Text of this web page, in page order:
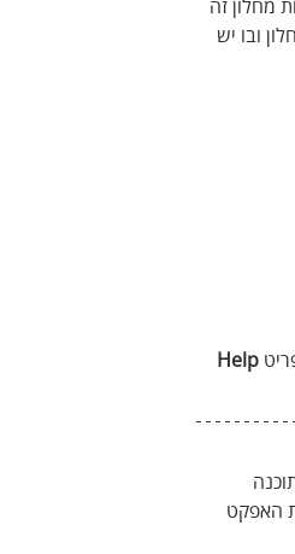
מחלון זה
חלון ובו יש
Help
האפקט